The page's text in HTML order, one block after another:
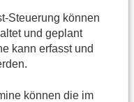
Steuerung können
und geplant
kann erfasst und
können die im